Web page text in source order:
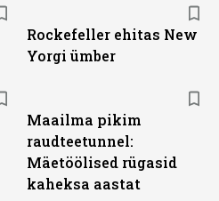
Rockefeller ehitas New
Yorgi ümber
Maailma pikim
raudteetunnel:
Mäetöölised rügasid
kaheksa aastat